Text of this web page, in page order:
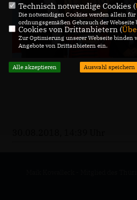
Technisch notwendige Cookies (
Die notwendigen Cookies werden allein für
ordnungsgemäßen Gebrauch der Webseite
Cookies von Drittanbietern (
Zur Optimierung unserer Webseite binden
Angebote von Drittanbietern ein.
Alle akzeptieren Auswahl speichern